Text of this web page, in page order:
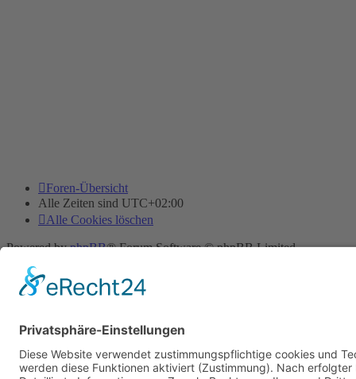
Foren-Übersicht
Alle Zeiten sind UTC+02:00
Alle Cookies löschen
Powered byphpBB® Forum Software © phpBB Limited
Deutsche Übersetzung durch
Datenschutz |Nutzungsbedingungen
Time: 0.009s| Peak Memory Usage: 10.11 MiB | GZIP: Off